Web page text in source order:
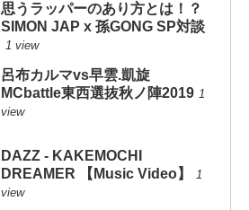
思うラッパーのあり方とは！？
SIMON JAP x 孫GONG SP対談
1 view
呂布カルマvs早雲.凱旋
MCbattle東西選抜秋ノ陣2019 1
view
DAZZ - KAKEMOCHI
DREAMER 【Music Video】
1
view